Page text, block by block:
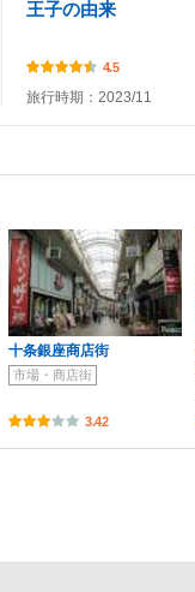
王子の由来
4.5
旅行時期：2023/11
十条銀座商店街
市場・商店街
3.42